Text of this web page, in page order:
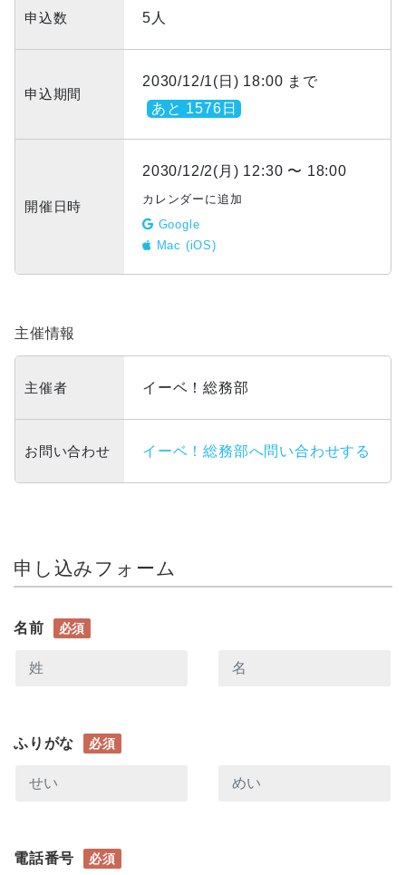
申込数 5人
申込期間
2030/12/1(日) 18:00 まで
あと 1576日
開催日時
2030/12/2(月) 12:30 〜 18:00
カレンダーに追加
Google
Mac (iOS)
主催情報
主催者 イーベ！総務部
お問い合わせ イーベ！総務部へ問い合わせする
申し込みフォーム
名前 必須
ふりがな 必須
電話番号 必須